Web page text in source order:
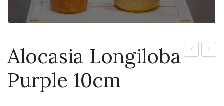
Alocasia Longiloba
Purple 10cm